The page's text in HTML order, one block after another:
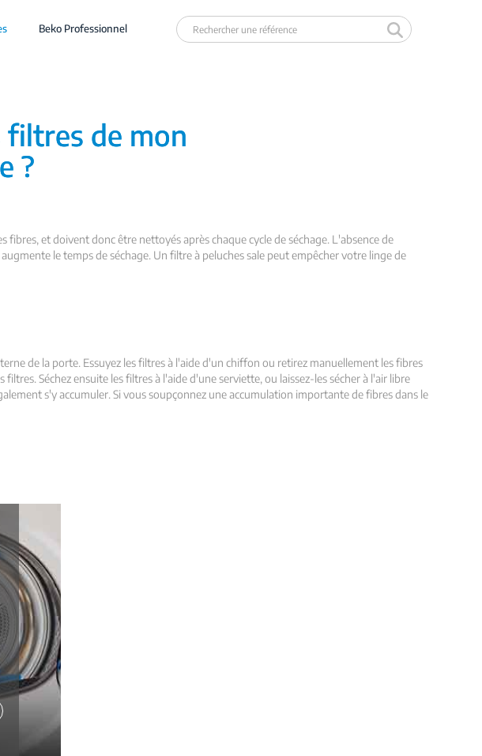
Beko Professionnel
de mon
?
et doivent donc être nettoyés après chaque cycle de séchage. L'absence de
le temps de séchage. Un filtre à peluches sale peut empêcher votre linge de
de la porte. Essuyez les filtres à l'aide d'un chiffon ou retirez manuellement les fibres
Séchez ensuite les filtres à l'aide d'une serviette, ou laissez-les sécher à l'air libre
s'y accumuler. Si vous soupçonnez une accumulation importante de fibres dans le